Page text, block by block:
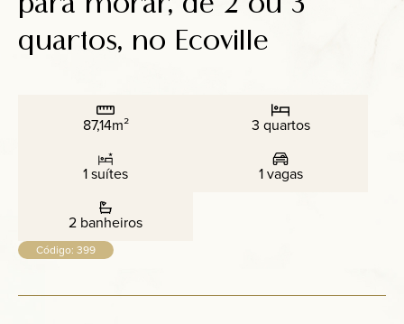
Anuncie
quartos, no Ecoville
87,14m² 3 quartos
1 suítes 1 vagas
2 banheiros
Código: 399